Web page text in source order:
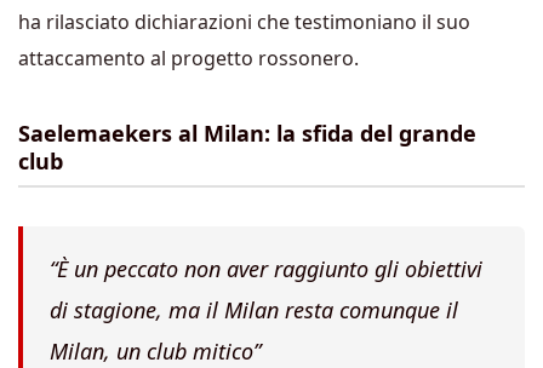
ha rilasciato dichiarazioni che testimoniano il suo
attaccamento al progetto rossonero.
Saelemaekers al Milan: la sfida del grande
club
“È un peccato non aver raggiunto gli obiettivi
di stagione, ma il Milan resta comunque il
Milan, un club mitico”